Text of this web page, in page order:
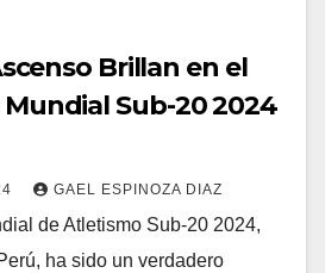
Brillan en el
Sub-20 2024
GAEL ESPINOZA DIAZ
de Atletismo Sub-20 2024,
ha sido un verdadero